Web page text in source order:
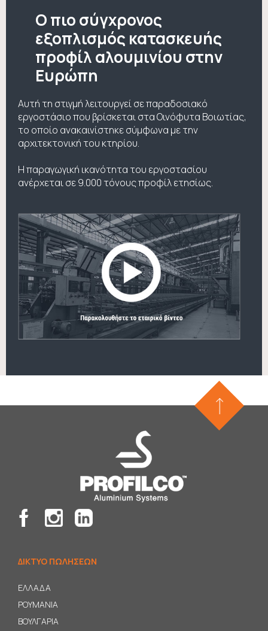
Ο πιο σύγχρονος
εξοπλισμός κατασκευής
προφίλ αλουμινίου στην
Ευρώπη
Αυτή τη στιγμή λειτουργεί σε παραδοσιακό
εργοστάσιο που βρίσκεται στα Οινόφυτα Βοιωτίας,
το οποίο ανακαινίστηκε σύμφωνα με την
αρχιτεκτονική του κτηρίου.
Η παραγωγική ικανότητα του εργοστασίου
ανέρχεται σε 9.000 τόνους προφίλ ετησίως.
ΔΙΚΤΥΟ ΠΩΛΗΣΕΩΝ
ΕΛΛΑΔΑ
ΡΟΥΜΑΝΙΑ
ΒΟΥΛΓΑΡΙΑ